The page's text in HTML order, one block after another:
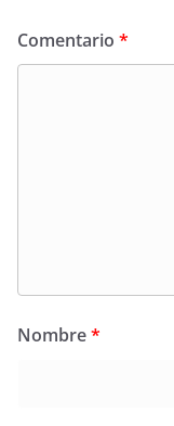
Comentario *
Nombre*